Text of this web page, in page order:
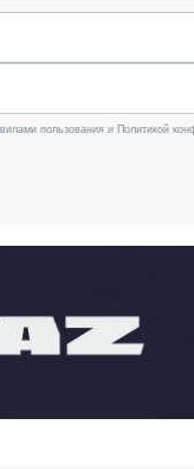
пользования и Политикой